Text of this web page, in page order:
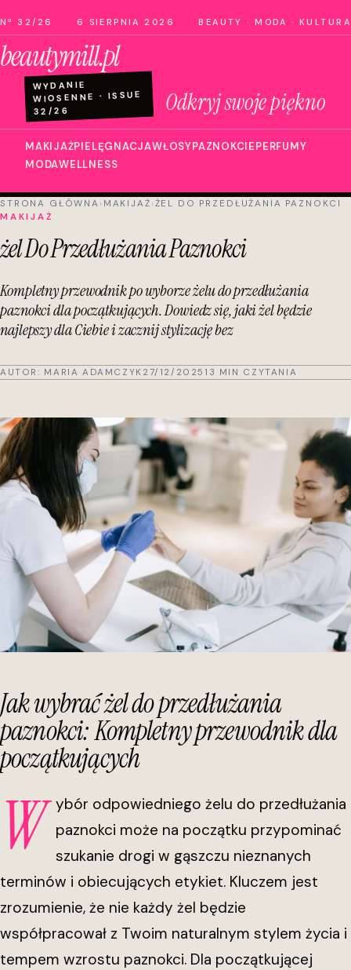
Nº 32/26 6 SIERPNIA 2026 BEAUTY · MODA · KULTURA
beautymill.pl
WYDANIE
WIOSENNE · ISSUE
32/26 Odkryj swoje piękno
MAKIJAŻPIELĘGNACJAWŁOSYPAZNOKCIEPERFUMY
MODAWELLNESS
STRONA GŁÓWNA › MAKIJAŻ › ŻEL DO PRZEDŁUŻANIA PAZNOKCI
MAKIJAŻ
żel Do Przedłużania Paznokci
Kompletny przewodnik po wyborze żelu do przedłużania
paznokci dla początkujących. Dowiedz się, jaki żel będzie
najlepszy dla Ciebie i zacznij stylizację bez
AUTOR: MARIA ADAMCZYK 27/12/2025 13 MIN CZYTANIA
Jak wybrać żel do przedłużania
paznokci: Kompletny przewodnik dla
początkujących
W
ybór odpowiedniego żelu do przedłużania
paznokci może na początku przypominać
szukanie drogi w gąszczu nieznanych
terminów i obiecujących etykiet. Kluczem jest
zrozumienie, że nie każdy żel będzie
współpracował z Twoim naturalnym stylem życia i
tempem wzrostu paznokci. Dla początkującej